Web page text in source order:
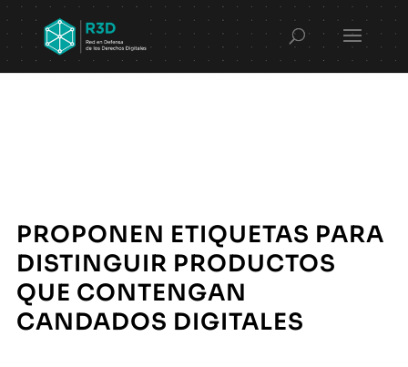
PROPONEN ETIQUETAS PARA
DISTINGUIR PRODUCTOS
QUE CONTENGAN
CANDADOS DIGITALES